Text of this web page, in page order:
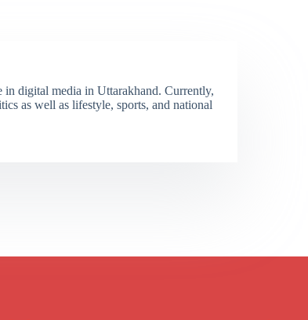
digital media in Uttarakhand. Currently,
as well as lifestyle, sports, and national